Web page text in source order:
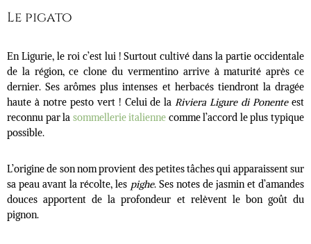
Le pigato
En Ligurie, le roi c’est lui ! Surtout cultivé dans la partie occidentale
de la région, ce clone du vermentino arrive à maturité après ce
dernier. Ses arômes plus intenses et herbacés tiendront la dragée
haute à notre pesto vert ! Celui de laRiviera Ligure di Ponenteest
reconnu par la sommellerie italienne comme l’accord le plus typique
possible.
L’origine de son nom provient des petites tâches qui apparaissent sur
sa peau avant la récolte, les pighe. Ses notes de jasmin et d’amandes
douces apportent de la profondeur et relèvent le bon goût du
pignon.